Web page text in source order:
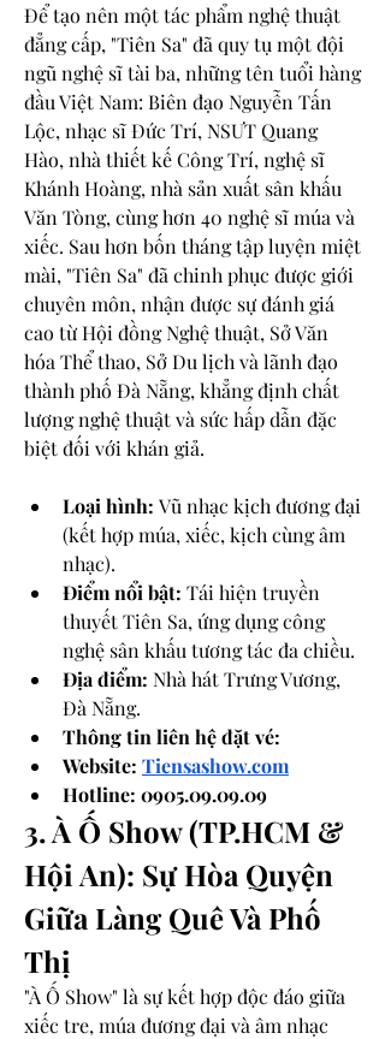
Để tạo nên một tác phẩm nghệ thuật
đẳng cấp, "Tiên Sa" đã quy tụ một đội
ngũ nghệ sĩ tài ba, những tên tuổi hàng
đầu Việt Nam: Biên đạo Nguyễn Tấn
Lộc, nhạc sĩ Đức Trí, NSƯT Quang
Hào, nhà thiết kế Công Trí, nghệ sĩ
Khánh Hoàng, nhà sản xuất sân khấu
Văn Tòng, cùng hơn 40 nghệ sĩ múa và
xiếc. Sau hơn bốn tháng tập luyện miệt
mài, "Tiên Sa" đã chinh phục được giới
chuyên môn, nhận được sự đánh giá
cao từ Hội đồng Nghệ thuật, Sở Văn
hóa Thể thao, Sở Du lịch và lãnh đạo
thành phố Đà Nẵng, khẳng định chất
lượng nghệ thuật và sức hấp dẫn đặc
biệt đối với khán giả.
Loại hình: Vũ nhạc kịch đương đại
(kết hợp múa, xiếc, kịch cùng âm
nhạc).
Điểm nổi bật: Tái hiện truyền
thuyết Tiên Sa, ứng dụng công
nghệ sân khấu tương tác đa chiều.
Địa điểm: Nhà hát Trưng Vương,
Đà Nẵng.
Thông tin liên hệ đặt vé:
Website: Tiensashow.com
Hotline: 0905.09.09.09
3. À Ố Show (TP.HCM &
Hội An): Sự Hòa Quyện
Giữa Làng Quê Và Phố
Thị
"À Ố Show" là sự kết hợp độc đáo giữa
xiếc tre, múa đương đại và âm nhạc